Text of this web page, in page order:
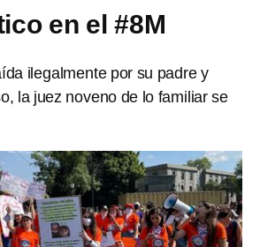
en el #8M
ilegalmente por su padre y
la juez noveno de lo familiar se